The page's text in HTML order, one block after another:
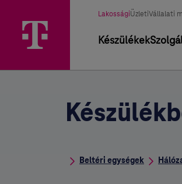
LakosságiÜzletiVállalati
Készülékek
Beltéri egységek